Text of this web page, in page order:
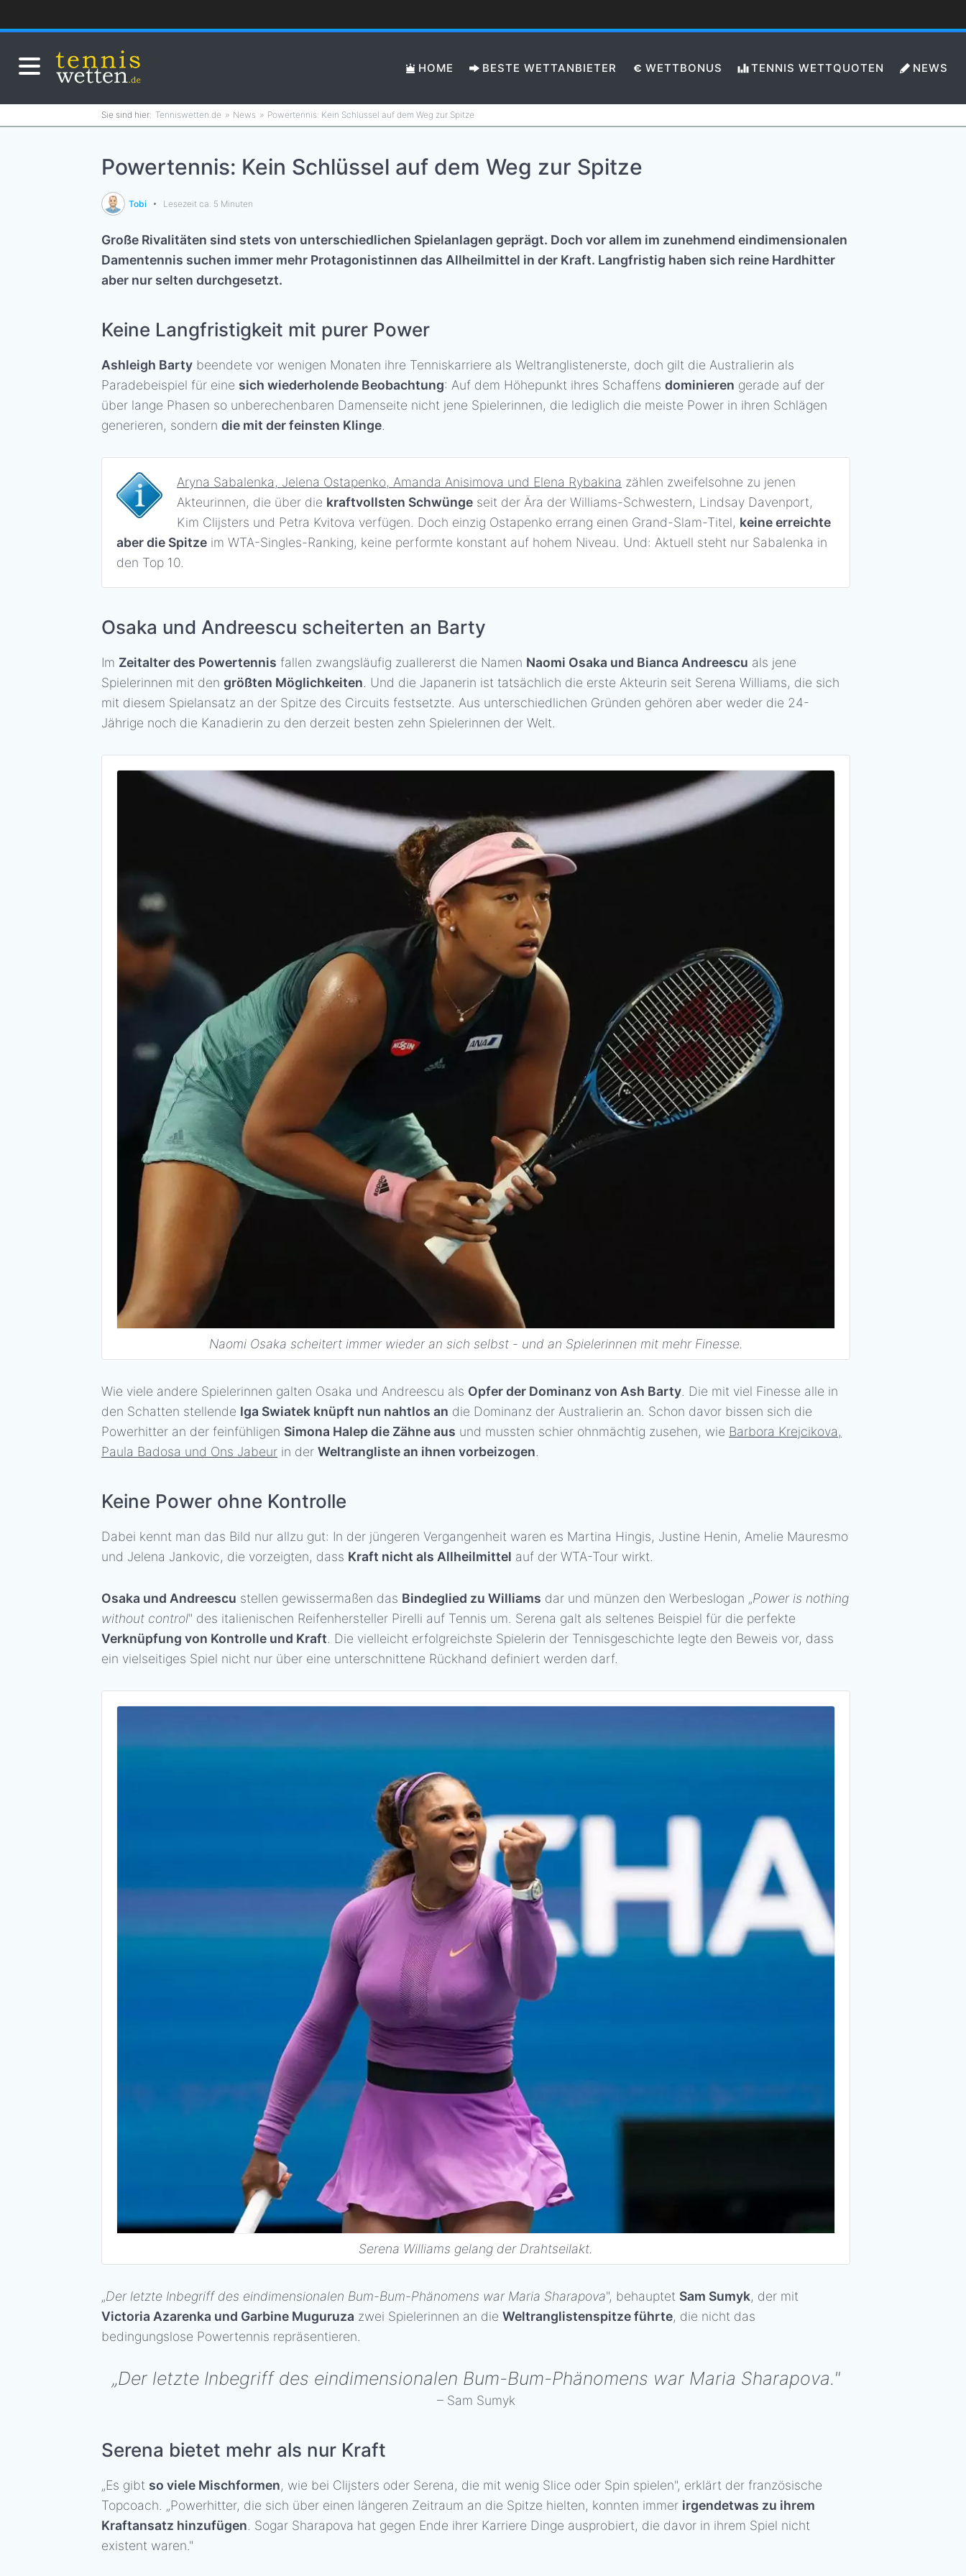
HOME BESTE WETTANBIETER WETTBONUS TENNIS WETTQUOTEN NEWS
Tenniswetten.de News Powertennis: Kein Schlüssel auf dem Weg zur Spitze
Powertennis: Kein Schlüssel auf dem Weg zur Spitze
Tobi Lesezeit ca. 5 Minuten
Große Rivalitäten sind stets von unterschiedlichen Spielanlagen geprägt. Doch vor allem im zunehmend eindimensionalen
Damentennis suchen immer mehr Protagonistinnen das Allheilmittel in der Kraft. Langfristig haben sich reine Hardhitter
aber nur selten durchgesetzt.
Keine Langfristigkeit mit purer Power
Ashleigh Barty beendete vor wenigen Monaten ihre Tenniskarriere als Weltranglistenerste, doch gilt die Australierin als
Paradebeispiel für eine sich wiederholende Beobachtung: Auf dem Höhepunkt ihres Schaffensdominieren gerade auf der
über lange Phasen so unberechenbaren Damenseite nicht jene Spielerinnen, die lediglich die meiste Power in ihren Schlägen
generieren, sonderndie mit der feinsten Klinge.
Aryna Sabalenka, Jelena Ostapenko, Amanda Anisimova und Elena Rybakina zählen zweifelsohne zu jenen
Akteurinnen, die über die kraftvollsten Schwünge seit der Ära der Williams-Schwestern, Lindsay Davenport,
Kim Clijsters und Petra Kvitova verfügen. Doch einzig Ostapenko errang einen Grand-Slam-Titel, keine erreichte
aber die Spitze im WTA-Singles-Ranking, keine performte konstant auf hohem Niveau. Und: Aktuell steht nur Sabalenka in
den Top 10.
Osaka und Andreescu scheiterten an Barty
Im Zeitalter des Powertennis fallen zwangsläufig zuallererst die Namen Naomi Osaka und Bianca Andreescu als jene
Spielerinnen mit dengrößten Möglichkeiten. Und die Japanerin ist tatsächlich die erste Akteurin seit Serena Williams, die sich
mit diesem Spielansatz an der Spitze des Circuits festsetzte. Aus unterschiedlichen Gründen gehören aber weder die 24-
Jährige noch die Kanadierin zu den derzeit besten zehn Spielerinnen der Welt.
Naomi Osaka scheitert immer wieder an sich selbst - und an Spielerinnen mit mehr Finesse.
Wie viele andere Spielerinnen galten Osaka und Andreescu als Opfer der Dominanz von Ash Barty. Die mit viel Finesse alle in
den Schatten stellende Iga Swiatek knüpft nun nahtlos an die Dominanz der Australierin an. Schon davor bissen sich die
Powerhitter an der feinfühligen Simona Halep die Zähne aus und mussten schier ohnmächtig zusehen, wie Barbora Krejcikova,
Paula Badosa und Ons Jabeur in derWeltrangliste an ihnen vorbeizogen.
Keine Power ohne Kontrolle
Dabei kennt man das Bild nur allzu gut: In der jüngeren Vergangenheit waren es Martina Hingis, Justine Henin, Amelie Mauresmo
und Jelena Jankovic, die vorzeigten, dass Kraft nicht als Allheilmittel auf der WTA-Tour wirkt.
Osaka und Andreescu stellen gewissermaßen das Bindeglied zu Williams dar und münzen den Werbeslogan „Power is nothing
without control" des italienischen Reifenhersteller Pirelli auf Tennis um. Serena galt als seltenes Beispiel für die perfekte
Verknüpfung von Kontrolle und Kraft. Die vielleicht erfolgreichste Spielerin der Tennisgeschichte legte den Beweis vor, dass
ein vielseitiges Spiel nicht nur über eine unterschnittene Rückhand definiert werden darf.
Serena Williams gelang der Drahtseilakt.
„Der letzte Inbegriff des eindimensionalen Bum-Bum-Phänomens war Maria Sharapova", behauptet Sam Sumyk, der mit
Victoria Azarenka und Garbine Muguruza zwei Spielerinnen an dieWeltranglistenspitze führte, die nicht das
bedingungslose Powertennis repräsentieren.
„Der letzte Inbegriff des eindimensionalen Bum-Bum-Phänomens war Maria Sharapova."
– Sam Sumyk
Serena bietet mehr als nur Kraft
„Es gibt so viele Mischformen, wie bei Clijsters oder Serena, die mit wenig Slice oder Spin spielen", erklärt der französische
Topcoach. „Powerhitter, die sich über einen längeren Zeitraum an die Spitze hielten, konnten immer irgendetwas zu ihrem
Kraftansatz hinzufügen. Sogar Sharapova hat gegen Ende ihrer Karriere Dinge ausprobiert, die davor in ihrem Spiel nicht
existent waren."